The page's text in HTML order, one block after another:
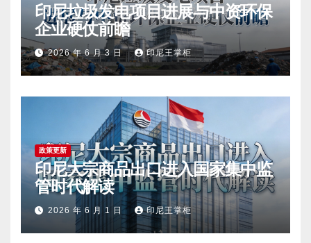
印尼垃圾发电项目进展与中资环保
企业硬仗前瞻
2026 年 6 月 3 日 印尼王掌柜
政策更新
印尼大宗商品出口进入国家集中监
管时代解读
2026 年 6 月 1 日 印尼王掌柜